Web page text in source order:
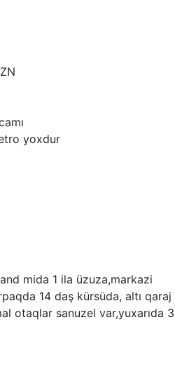
yoxdur
mida 1 ila üzuza,markazi
14 daş kürsüda, altı qaraj
otaqlar sanuzel var,yuxarıda 3